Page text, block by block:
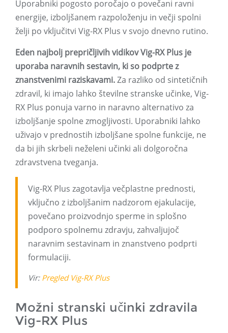
Uporabniki pogosto poročajo o povečani ravni
energije, izboljšanem razpoloženju in večji spolni
želji po vključitvi Vig-RX Plus v svojo dnevno rutino.
Eden najbolj prepričljivih vidikov Vig-RX Plus je
uporaba naravnih sestavin, ki so podprte z
znanstvenimi raziskavami.Za razliko od sintetičnih
zdravil, ki imajo lahko številne stranske učinke, Vig-
RX Plus ponuja varno in naravno alternativo za
izboljšanje spolne zmogljivosti. Uporabniki lahko
uživajo v prednostih izboljšane spolne funkcije, ne
da bi jih skrbeli neželeni učinki ali dolgoročna
zdravstvena tveganja.
Vig-RX Plus zagotavlja večplastne prednosti,
vključno z izboljšanim nadzorom ejakulacije,
povečano proizvodnjo sperme in splošno
podporo spolnemu zdravju, zahvaljujoč
naravnim sestavinam in znanstveno podprti
formulaciji.
Vir: Pregled Vig-RX Plus
Možni stranski učinki zdravila
Vig-RX Plus